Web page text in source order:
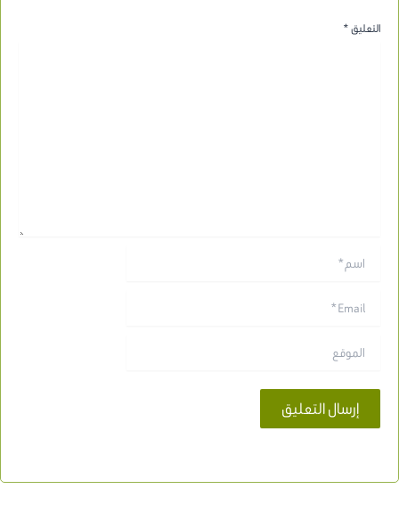
التعليق*